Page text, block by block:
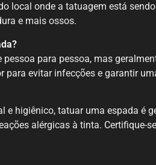
local onde a tatuagem está
e mais ossos.
para pessoa, mas
evitar infecções e garantir
higiênico, tatuar uma espada é
alérgicas à tinta. Certifique-